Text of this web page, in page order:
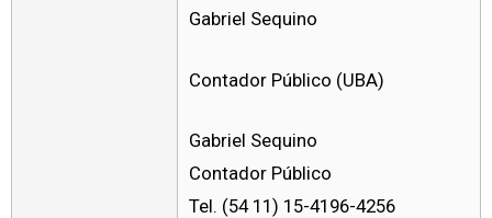
Gabriel Sequino
Contador Público (UBA)
Gabriel Sequino
Contador Público
Tel. (54 11) 15-4196-4256